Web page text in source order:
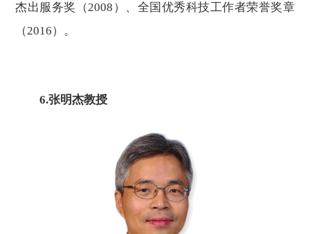
杰出服务奖（2008）、全国优秀科技工作者荣誉奖章
（2016）。
6.张明杰教授